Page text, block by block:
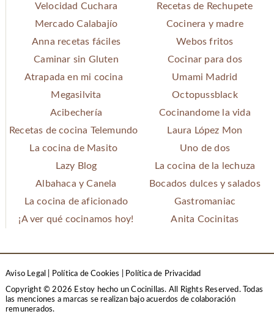
Velocidad Cuchara
Recetas de Rechupete
Mercado Calabajío
Cocinera y madre
Anna recetas fáciles
Webos fritos
Caminar sin Gluten
Cocinar para dos
Atrapada en mi cocina
Umami Madrid
Megasilvita
Octopussblack
Acibechería
Cocinandome la vida
Recetas de cocina Telemundo
Laura López Mon
La cocina de Masito
Uno de dos
Lazy Blog
La cocina de la lechuza
Albahaca y Canela
Bocados dulces y salados
La cocina de aficionado
Gastromaniac
¡A ver qué cocinamos hoy!
Anita Cocinitas
Aviso Legal Política de Cookies
Política de Privacidad
Copyright © 2026 Estoy hecho un Cocinillas. All Rights Reserved.Todas
las menciones a marcas se realizan bajo acuerdos de colaboración
remunerados.